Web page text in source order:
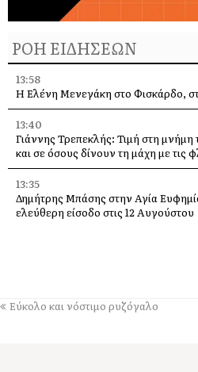
ΡΟΗ ΕΙΔΗΣΕΩΝ
13:58
Η Ελένη Μενεγάκη στο Φισκάρδο,
13:40
Γιάννης Τρεπεκλής: Τιμή στη
και σε όσους δίνουν τη μάχη με τις
13:35
Δημήτρης Μπάσης στην Αγία
ελεύθερη είσοδο στις 12 Αυγούστου
13:28
Ένα μεγάλο «ευχαριστώ» στα
Εύκολο και νόστιμο ρυζόγαλο